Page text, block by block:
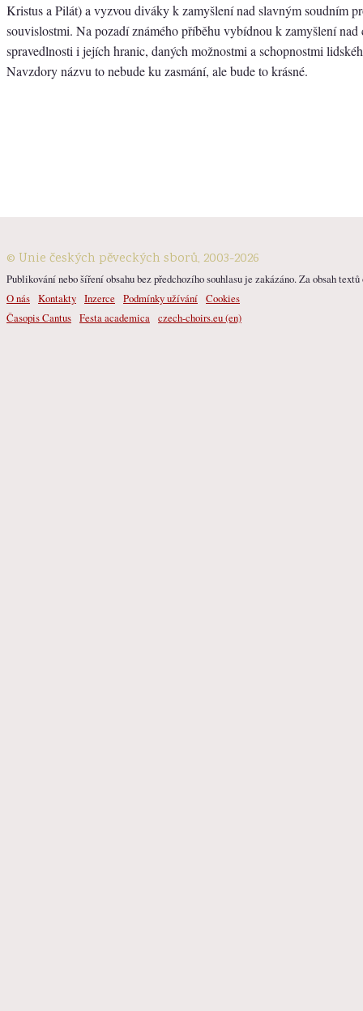
Kristus a Pilát) a vyzvou diváky k zamyšlení nad slavným soudním
souvislostmi. Na pozadí známého příběhu vybídnou k zamyšlení nad
spravedlnosti i jejích hranic, daných možnostmi a schopnostmi
Navzdory názvu to nebude ku zasmání, ale bude to krásné.
© Unie českých pěveckých sborů, 2003-2026
Publikování nebo šíření obsahu bez předchozího souhlasu je zakázáno. Za obsah
O nás Kontakty Inzerce Podmínky užívání Cookies
Časopis Cantus Festa academica czech-choirs.eu (en)